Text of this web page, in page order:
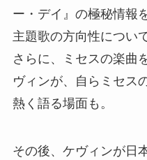
ー・デイ』の極秘情報
主題歌の方向性につい
さらに、ミセスの楽曲
ヴィンが、自らミセス
熱く語る場面も。
その後、ケヴィンが日